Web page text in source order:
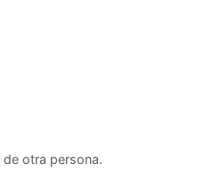
otra persona.